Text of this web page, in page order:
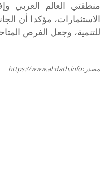
منطقتي العالم العربي
الاستثمارات، مؤكدا أن
للتنمية، وجعل الفرص
مصدر: https://www.ahdath.info